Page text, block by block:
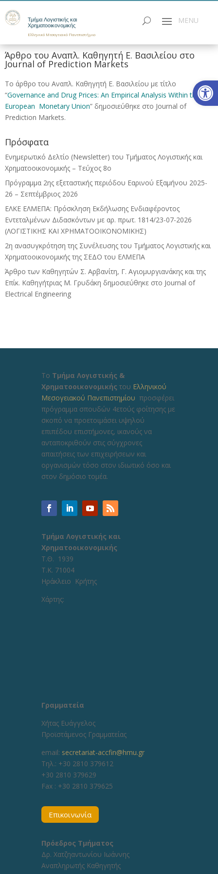
Τμήμα Λογιστικής και
Χρηματοοικονομικής
Ελληνικό Μεσογειακό Πανεπιστήμιο
Άρθρο του Αναπλ. Καθηγητή Ε. Βασιλείου στο
Journal of Prediction Markets
Το άρθρο του Αναπλ. Καθηγητή Ε. Βασιλείου με τίτλο
“Governance and Drug Prices: An Empirical Analysis Within the
European Monetary Union” δημοσιεύθηκε στο Journal of
Prediction Markets.
Πρόσφατα
Ενημερωτικό Δελτίο (Newsletter) του Τμήματος Λογιστικής και
Χρηματοοικονομικής – Τεύχος 8ο
Πρόγραμμα 2ης εξεταστικής περιόδου Eαρινού Eξαμήνου 2025-
26 – Σεπτέμβριος 2026
ΕΛΚΕ ΕΛΜΕΠΑ: Πρόσκληση Εκδήλωσης Ενδιαφέροντος
Εντεταλμένων Διδασκόντων με αρ. πρωτ. 1814/23-07-2026
(ΛΟΓΙΣΤΙΚΗΣ ΚΑΙ ΧΡΗΜΑΤΟΟΙΚΟΝΟΜΙΚΗΣ)
2η ανασυγκρότηση της Συνέλευσης του Τμήματος Λογιστικής και
Χρηματοοικονομικής της ΣΕΔΟ του ΕΛΜΕΠΑ
Άρθρο των Καθηγητών Σ. Αρβανίτη, Γ. Αγιομυργιανάκης και της
Επίκ. Καθηγήτριας Μ. Γρυδάκη δημοσιεύθηκε στο Journal of
Electrical Engineering
Το Τμήμα Λογιστικής &
Χρηματοοικονομικής του Ελληνικού
Μεσογειακού Πανεπιστημίου προσφέρει
πρόγραμμα σπουδών 4ετούς φοίτησης με
σκοπό να προετοιμάσει υψηλού
επιπέδου επιστήμονες, ικανούς να
ανταποκριθούν στις σύγχρονες
απαιτήσεις των επιχειρήσεων και
οργανισμών τόσο στον ιδιωτικό όσο και
στον δημόσιο τομέα.
Τμήμα Λογιστικής και
Χρηματοοικονομικής
Τ.Θ. 1939
Τ.Κ. 71004
Ηράκλειο Κρήτης
Χάρτης:
Γραμματεία
Χήτας Ευάγγελος
Προϊστάμενος Γραμματείας
email: secretariat-accfin@hmu.gr
Τηλ.: +30 2810 379612
+30 2810 379629
Fax : +30 2810 379625
Επικοινωνία
Πρόεδρος Τμήματος
Δρ. Χατζηαντωνίου Ιωάννης
Αναπληρωτής Καθηγητής